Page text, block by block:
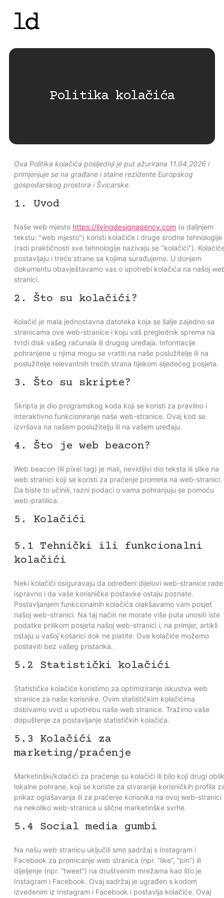
Politika kolačića
Ova Politika kolačića posljednji je put ažurirana 11.04.2026 i
primjenjuje se na građane i stalne rezidente Europskog
gospodarskog prostora i Švicarske.
1. Uvod
Naše web mjesto https://livingdesignagency.com (u daljnjem
tekstu: "web mjesto") koristi kolačiće i druge srodne tehnologije
(radi praktičnosti sve tehnologije nazivaju se "kolačići").
postavljaju i treće strane sa kojima surađujemo. U donjem
dokumentu obavještavamo vas o upotrebi kolačića na našoj
stranici.
2. Što su kolačići?
Kolačić je mala jednostavna datoteka koja se šalje zajedno sa
stranicama ove web-stranice i koju vaš preglednik sprema na
tvrdi disk vašeg računala ili drugog uređaja. Informacije
pohranjene u njima mogu se vratiti na naše poslužitelje ili na
poslužitelje relevantnih trećih strana tijekom sljedećeg posjeta.
3. Što su skripte?
Skripta je dio programskog koda koji se koristi za pravilno i
interaktivno funkcioniranje naše web-stranice. Ovaj kod se
izvršava na našem poslužitelju ili na vašem uređaju.
4. Što je web beacon?
Web beacon (ili pixel tag) je mali, nevidljivi dio teksta ili slike na
web stranici koji se koristi za praćenje prometa na web-stranici.
Da biste to učinili, razni podaci o vama pohranjuju se pomoću
web-pratilica.
5. Kolačići
5.1 Tehnički ili funkcionalni
kolačići
Neki kolačići osiguravaju da određeni dijelovi web-stranice rade
ispravno i da vaše korisničke postavke ostaju poznate.
Postavljanjem funkcionalnih kolačića olakšavamo vam posjet
našoj web-stranici. Na taj način ne morate više puta unositi iste
podatke prilikom posjeta našoj web-stranici i, na primjer, artikli
ostaju u vašoj košarici dok ne platite. Ove kolačiće možemo
postaviti bez vašeg pristanka.
5.2 Statistički kolačići
Statističke kolačiće koristimo za optimiziranje iskustva web
stranice za naše korisnike. Ovim statističkim kolačićima
dobivamo uvid u upotrebu naše web stranice. Tražimo vaše
dopuštenje za postavljanje statističkih kolačića.
5.3 Kolačići za
marketing/praćenje
Marketinški/kolačići za praćenje su kolačići ili bilo koji drugi oblik
lokalne pohrane, koji se koriste za stvaranje korisničkih profila
prikaz oglašavanja ili za praćenje korisnika na ovoj web-stranici
na nekoliko web-stranica u slične marketinške svrhe.
5.4 Social media gumbi
Na našu web stranicu uključili smo sadržaj s Instagram i
Facebook za promicanje web stranica (npr. “like”, “pin”) ili
dijeljenje (npr. “tweet”) na društvenim mrežama kao što je
Instagram i Facebook. Ovaj sadržaj je ugrađen s kodom
izvedenim iz Instagram i Facebook i postavlja kolačiće. Ovaj